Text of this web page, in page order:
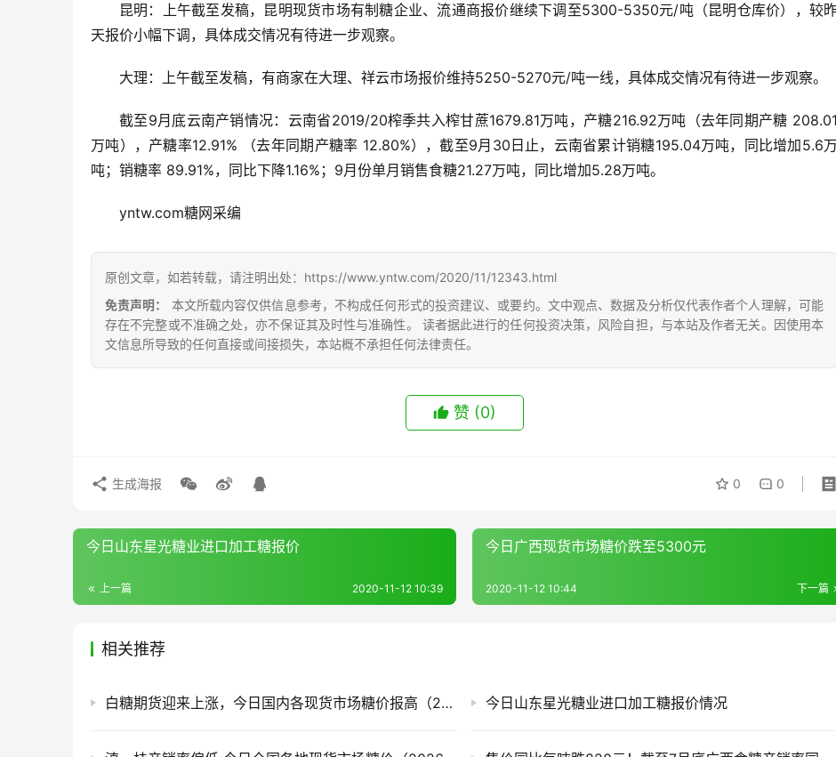
昆明：上午截至发稿，昆明现货市场有制糖企业、流通商报价继续下调至5300-5350元/吨（昆明仓库价），较
天报价小幅下调，具体成交情况有待进一步观察。
大理：上午截至发稿，有商家在大理、祥云市场报价维持5250-5270元/吨一线，具体成交情况有待进一步观察。
截至9月底云南产销情况：云南省2019/20榨季共入榨甘蔗1679.81万吨，产糖216.92万吨（去年同期产糖 208.01
万吨），产糖率12.91% （去年同期产糖率 12.80%），截至9月30日止，云南省累计销糖195.04万吨，同比增加5.6万
吨；销糖率 89.91%，同比下降1.16%；9月份单月销售食糖21.27万吨，同比增加5.28万吨。
yntw.com糖网采编
原创文章，如若转载，请注明出处：https://www.yntw.com/2020/11/12343.html
免责声明：
本文所载内容仅供信息参考，不构成任何形式的投资建议、或要约。文中观点、数据及分析仅代表作者个人理解，可能
存在不完整或不准确之处，亦不保证其及时性与准确性。 读者据此进行的任何投资决策，风险自担，与本站及作者无关。因使用本
文信息所导致的任何直接或间接损失，本站概不承担任何法律责任。
赞 (0)
0 0
生成海报
今日山东星光糖业进口加工糖报价
上一篇 2020-11-12 10:39
今日广西现货市场糖价跌至5300元
下一篇
2020-11-12 10:44
相关推荐
白糖期货迎来上涨，今日国内各现货市场糖价报高（2026.8.7） 今日山东星光糖业进口加工糖报价情况